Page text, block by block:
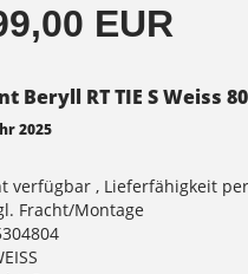
EUR
Beryll RT TIE S Weiss
2025
verfügbar , Lieferfähigkeit
Fracht/Montage